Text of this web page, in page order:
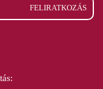
FELIRATKOZÁS